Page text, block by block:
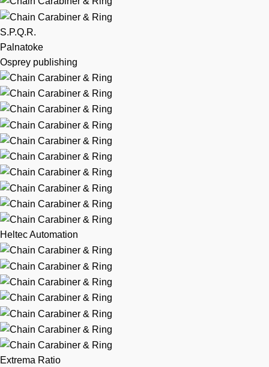
S.P.Q.R.
Palnatoke
Osprey publishing
Heltec Automation
Extrema Ratio